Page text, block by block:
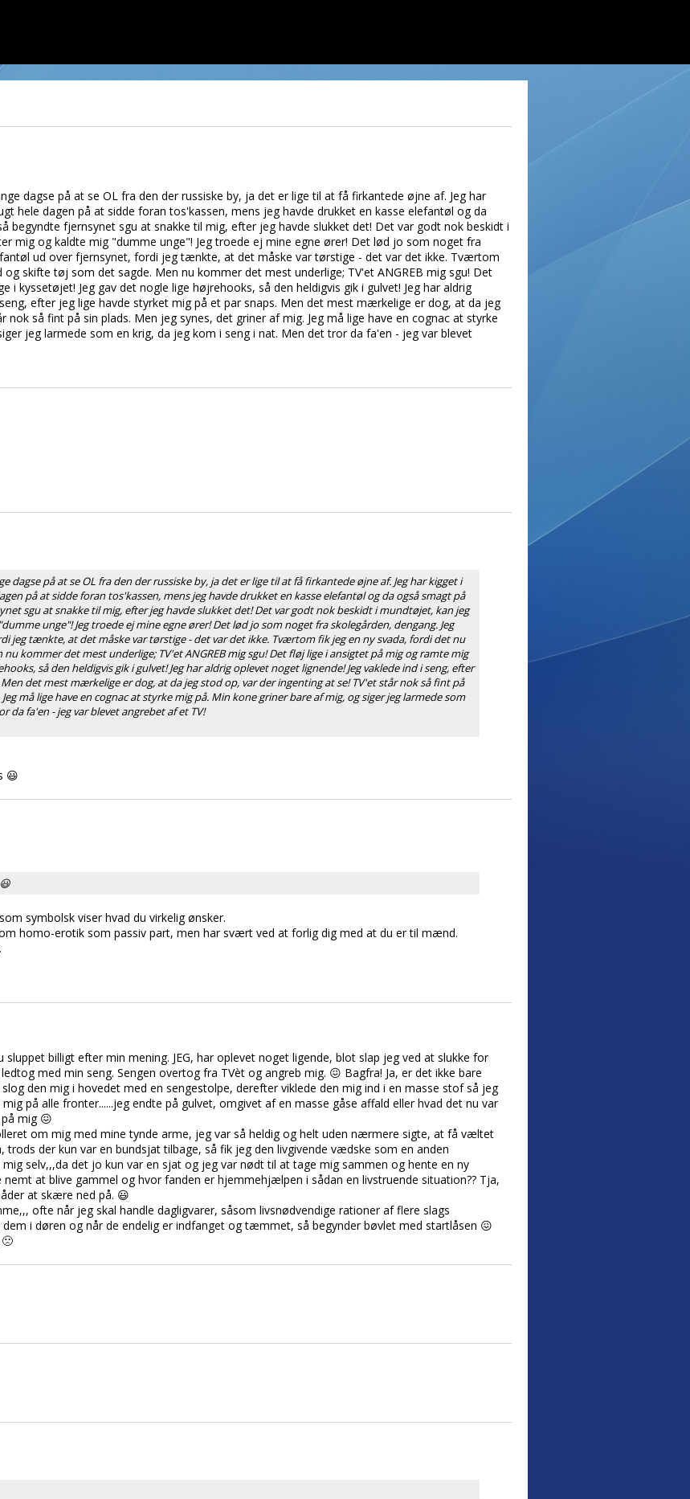
dagse på at se OL fra den der russiske by, ja det er lige til at få firkantede øjne af. Jeg har
hele dagen på at sidde foran tos'kassen, mens jeg havde drukket en kasse elefantøl og da
begyndte fjernsynet sgu at snakke til mig, efter jeg havde slukket det! Det var godt nok beskidt i
mig og kaldte mig "dumme unge"! Jeg troede ej mine egne ører! Det lød jo som noget fra
ud over fjernsynet, fordi jeg tænkte, at det måske var tørstige - det var det ikke. Tværtom
skifte tøj som det sagde. Men nu kommer det mest underlige; TV'et ANGREB mig sgu! Det
i kyssetøjet! Jeg gav det nogle lige højrehooks, så den heldigvis gik i gulvet! Jeg har aldrig
efter jeg lige havde styrket mig på et par snaps. Men det mest mærkelige er dog, at da jeg
nok så fint på sin plads. Men jeg synes, det griner af mig. Jeg må lige have en cognac at styrke
jeg larmede som en krig, da jeg kom i seng i nat. Men det tror da fa'en - jeg var blevet
dagse på at se OL fra den der russiske by, ja det er lige til at få firkantede øjne af. Jeg har kigget i
på at sidde foran tos'kassen, mens jeg havde drukket en kasse elefantøl og da også smagt på
sgu at snakke til mig, efter jeg havde slukket det! Det var godt nok beskidt i mundtøjet, kan jeg
unge"! Jeg troede ej mine egne ører! Det lød jo som noget fra skolegården, dengang. Jeg
jeg tænkte, at det måske var tørstige - det var det ikke. Tværtom fik jeg en ny svada, fordi det nu
kommer det mest underlige; TV'et ANGREB mig sgu! Det fløj lige i ansigtet på mig og ramte mig
så den heldigvis gik i gulvet! Jeg har aldrig oplevet noget lignende! Jeg vaklede ind i seng, efter
det mest mærkelige er dog, at da jeg stod op, var der ingenting at se! TV'et står nok så fint på
må lige have en cognac at styrke mig på. Min kone griner bare af mig, og siger jeg larmede som
da fa'en - jeg var blevet angrebet af et TV!
😃
symbolsk viser hvad du virkelig ønsker.
homo-erotik som passiv part, men har svært ved at forlig dig med at du er til mænd.
sluppet billigt efter min mening. JEG, har oplevet noget ligende, blot slap jeg ved at slukke for
med min seng. Sengen overtog fra TVèt og angreb mig. 😖 Bagfra! Ja, er det ikke bare
den mig i hovedet med en sengestolpe, derefter viklede den mig ind i en masse stof så jeg
på alle fronter......jeg endte på gulvet, omgivet af en masse gåse affald eller hvad det nu var
mig 😖
om mig med mine tynde arme, jeg var så heldig og helt uden nærmere sigte, at få væltet
der kun var en bundsjat tilbage, så fik jeg den livgivende vædske som en anden
selv,,,da det jo kun var en sjat og jeg var nødt til at tage mig sammen og hente en ny
nemt at blive gammel og hvor fanden er hjemmehjælpen i sådan en livstruende situation?? Tja,
at skære ned på. 😃
ofte når jeg skal handle dagligvarer, såsom livsnødvendige rationer af flere slags
i døren og når de endelig er indfanget og tæmmet, så begynder bøvlet med startlåsen 😖